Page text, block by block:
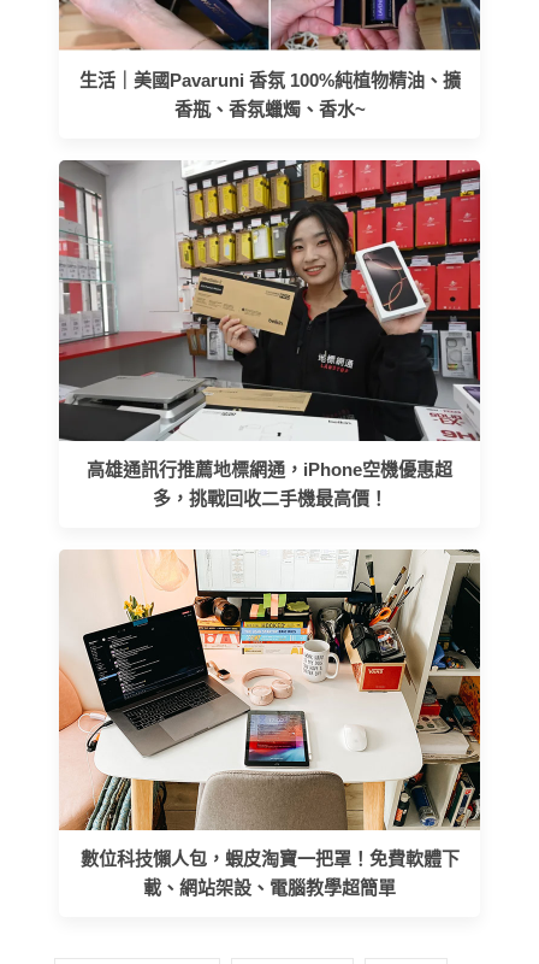
生活｜美國Pavaruni 香氛 100%純植物精油、擴
香瓶、香氛蠟燭、香水~
高雄通訊行推薦地標網通，iPhone空機優惠超
多，挑戰回收二手機最高價！
數位科技懶人包，蝦皮淘寶一把罩！免費軟體下
載、網站架設、電腦教學超簡單